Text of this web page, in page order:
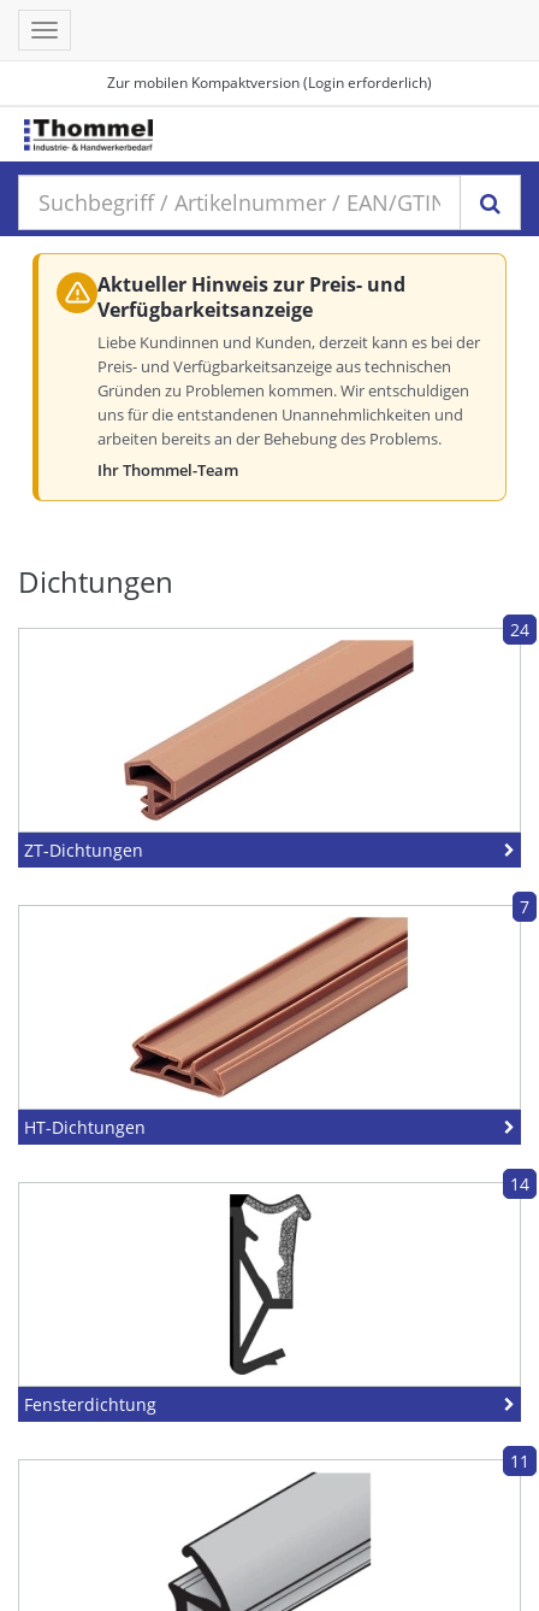
Zur mobilen Kompaktversion (Login erforderlich)
Toggle
navigation
Aktueller Hinweis zur Preis- und
Verfügbarkeitsanzeige
Liebe Kundinnen und Kunden, derzeit kann es bei der
Preis- und Verfügbarkeitsanzeige aus technischen
Gründen zu Problemen kommen. Wir entschuldigen
uns für die entstandenen Unannehmlichkeiten und
arbeiten bereits an der Behebung des Problems.
Ihr Thommel-Team
Dichtungen
24
ZT-Dichtungen
7
HT-Dichtungen
14
Fensterdichtung
11